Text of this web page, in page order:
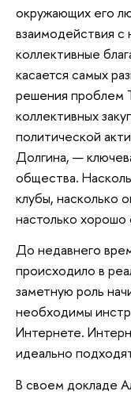
окружающих его
взаимодействия с
коллективные
касается самых
решения проблем
коллективных
политической
Долгина, —
общества.
клубы, насколько
настолько
До недавнего
происходило в
заметную роль
необходимы
Интернете.
идеально
В своем докладе